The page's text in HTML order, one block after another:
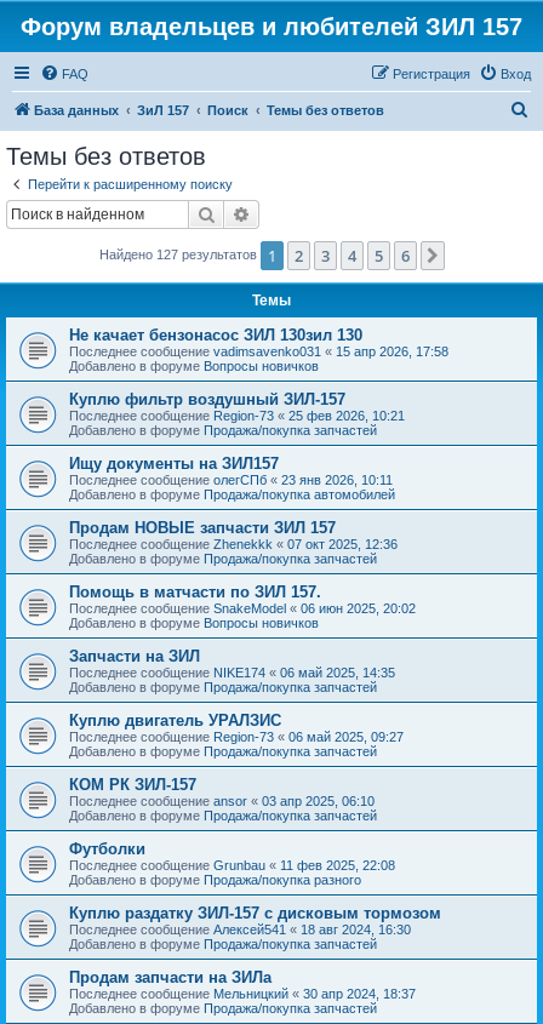
Форум владельцев и любителей ЗИЛ 157
FAQ Вход
Регистрация
База данных ЗиЛ 157 Поиск Темы без ответов
Темы без ответов
Перейти к расширенному поиску
Поиск
Найдено 127 результатов 1 2 3 4 5 6
Темы
Не качает бензонасос ЗИЛ 130зил 130
Последнее сообщение vadimsavenko031 « 15 апр 2026, 17:58
Добавлено в форуме Вопросы новичков
Куплю фильтр воздушный ЗИЛ-157
Последнее сообщение Region-73 « 25 фев 2026, 10:21
Добавлено в форуме Продажа/покупка запчастей
Ищу документы на ЗИЛ157
Последнее сообщение олегСПб « 23 янв 2026, 10:11
Добавлено в форуме Продажа/покупка автомобилей
Продам НОВЫЕ запчасти ЗИЛ 157
Последнее сообщение Zhenekkk « 07 окт 2025, 12:36
Добавлено в форуме Продажа/покупка запчастей
Помощь в матчасти по ЗИЛ 157.
Последнее сообщение SnakeModel « 06 июн 2025, 20:02
Добавлено в форуме Вопросы новичков
Запчасти на ЗИЛ
Последнее сообщение NIKE174 « 06 май 2025, 14:35
Добавлено в форуме Продажа/покупка запчастей
Куплю двигатель УРАЛЗИС
Последнее сообщение Region-73 « 06 май 2025, 09:27
Добавлено в форуме Продажа/покупка запчастей
КОМ РК ЗИЛ-157
Последнее сообщение ansor « 03 апр 2025, 06:10
Добавлено в форуме Продажа/покупка запчастей
Футболки
Последнее сообщение Grunbau « 11 фев 2025, 22:08
Добавлено в форуме Продажа/покупка разного
Куплю раздатку ЗИЛ-157 с дисковым тормозом
Последнее сообщение Алексей541 « 18 авг 2024, 16:30
Добавлено в форуме Продажа/покупка запчастей
Продам запчасти на ЗИЛа
Последнее сообщение Мельницкий « 30 апр 2024, 18:37
Добавлено в форуме Продажа/покупка запчастей